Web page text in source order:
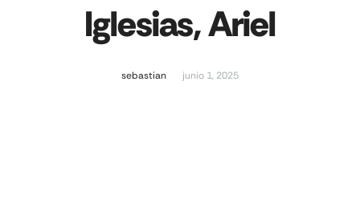
Iglesias, Ariel
sebastian junio 1, 2025